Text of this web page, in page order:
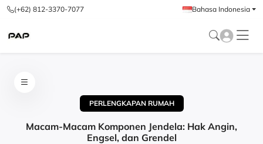
(+62) 812-3370-7077 Bahasa Indonesia
PERLENGKAPAN RUMAH
Macam-Macam Komponen Jendela: Hak Angin,
Engsel, dan Grendel